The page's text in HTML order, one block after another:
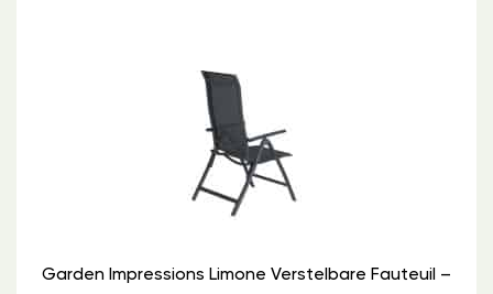
Garden Impressions Limone Verstelbare Fauteuil –